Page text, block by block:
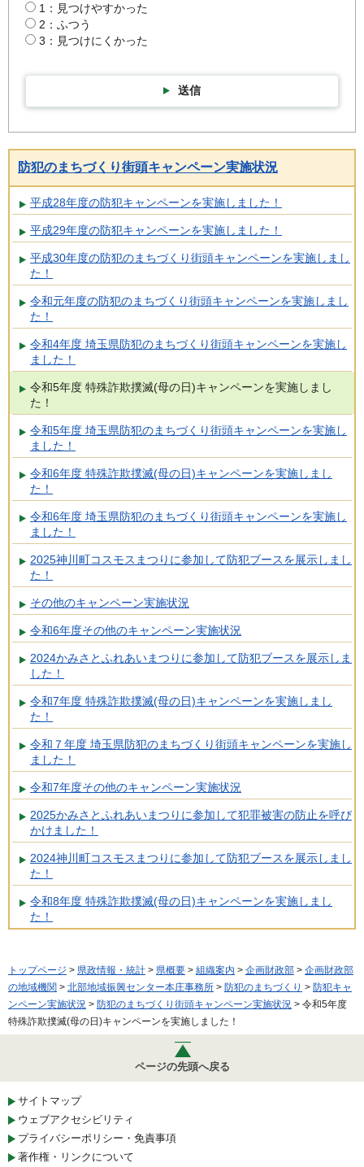
1：見つけやすかった
2：ふつう
3：見つけにくかった
送信
防犯のまちづくり街頭キャンペーン実施状況
平成28年度の防犯キャンペーンを実施しました！
平成29年度の防犯キャンペーンを実施しました！
平成30年度の防犯のまちづくり街頭キャンペーンを実施しまし
た！
令和元年度の防犯のまちづくり街頭キャンペーンを実施しまし
た！
令和4年度 埼玉県防犯のまちづくり街頭キャンペーンを実施し
ました！
令和5年度 特殊詐欺撲滅(母の日)キャンペーンを実施しまし
た！
令和5年度 埼玉県防犯のまちづくり街頭キャンペーンを実施し
ました！
令和6年度 特殊詐欺撲滅(母の日)キャンペーンを実施しまし
た！
令和6年度 埼玉県防犯のまちづくり街頭キャンペーンを実施し
ました！
2025神川町コスモスまつりに参加して防犯ブースを展示しまし
た！
その他のキャンペーン実施状況
令和6年度その他のキャンペーン実施状況
2024かみさとふれあいまつりに参加して防犯ブースを展示しま
した！
令和7年度 特殊詐欺撲滅(母の日)キャンペーンを実施しまし
た！
令和７年度 埼玉県防犯のまちづくり街頭キャンペーンを実施し
ました！
令和7年度その他のキャンペーン実施状況
2025かみさとふれあいまつりに参加して犯罪被害の防止を呼び
かけました！
2024神川町コスモスまつりに参加して防犯ブースを展示しまし
た！
令和8年度 特殊詐欺撲滅(母の日)キャンペーンを実施しまし
た！
トップページ > 県政情報・統計 > 県概要 > 組織案内 > 企画財政部 > 企画財政部
の地域機関 > 北部地域振興センター本庄事務所 > 防犯のまちづくり > 防犯キャ
ンペーン実施状況 > 防犯のまちづくり街頭キャンペーン実施状況 > 令和5年度
特殊詐欺撲滅(母の日)キャンペーンを実施しました！
ページの先頭へ戻る
サイトマップ
ウェブアクセシビリティ
プライバシーポリシー・免責事項
著作権・リンクについて